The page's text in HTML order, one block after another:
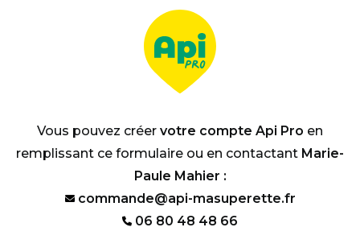
Vous pouvez créer votre compte Api Pro en
remplissant ce formulaire ou en contactant Marie-
Paule Mahier :
commande@api-masuperette.fr
06 80 48 48 66